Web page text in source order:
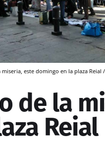
este domingo en la plaza Reial /
de la
Reial